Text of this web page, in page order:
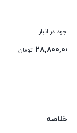
۲۱,۹۲۰,۰۰۰
خلاصه